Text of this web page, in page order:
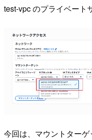
test-vpc のプライベート
今回は、マウントター